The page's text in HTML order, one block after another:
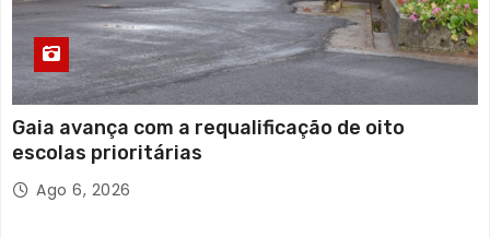
Gaia avança com a requalificação de oito
escolas prioritárias
Ago 6, 2026